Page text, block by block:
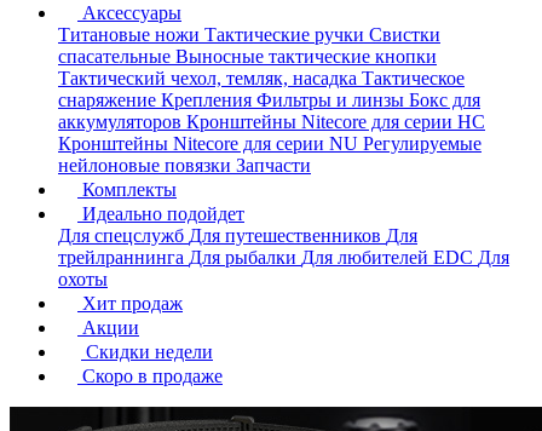
Аксессуары
Титановые ножи Тактические ручки Свистки
спасательные Выносные тактические кнопки
Тактический чехол, темляк, насадка Тактическое
снаряжение Крепления Фильтры и линзы Бокс для
аккумуляторов Кронштейны Nitecore для серии HС
Кронштейны Nitecore для серии NU Регулируемые
нейлоновые повязки Запчасти
Комплекты
Идеально подойдет
Для спецслужб Для путешественников Для
трейлраннинга Для рыбалки Для любителей EDC Для
охоты
Хит продаж
Акции
Скидки недели
Скоро в продаже